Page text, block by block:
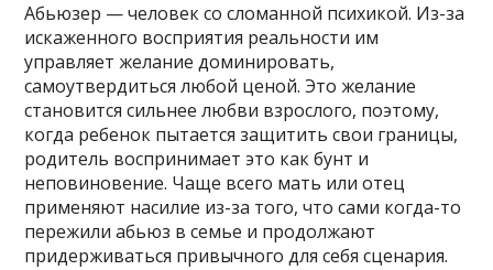
Абьюзер — человек со сломанной психикой. Из-за
искаженного восприятия реальности им
управляет желание доминировать,
самоутвердиться любой ценой. Это желание
становится сильнее любви взрослого, поэтому,
когда ребенок пытается защитить свои границы,
родитель воспринимает это как бунт и
неповиновение. Чаще всего мать или отец
применяют насилие из-за того, что сами когда-то
пережили абьюз в семье и продолжают
придерживаться привычного для себя сценария.